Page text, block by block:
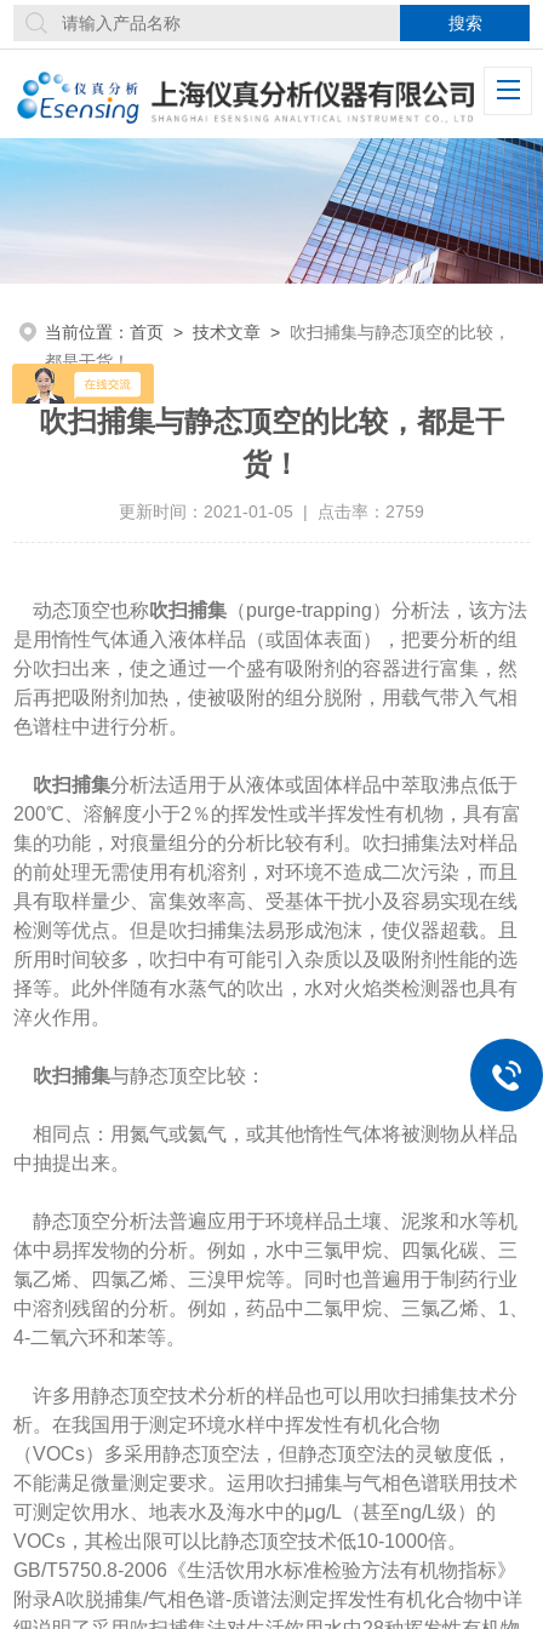
当前位置：首页 >技术文章 > 吹扫捕集与静态顶空的比较，
都是干货！
吹扫捕集与静态顶空的比较，都是干
货！
更新时间：2021-01-05 | 点击率：2759
动态顶空也称吹扫捕集 （purge-trapping）分析法，该方法
是用惰性气体通入液体样品（或固体表面），把要分析的组
分吹扫出来，使之通过一个盛有吸附剂的容器进行富集，然
后再把吸附剂加热，使被吸附的组分脱附，用载气带入气相
色谱柱中进行分析。
吹扫捕集分析法适用于从液体或固体样品中萃取沸点低于
200℃、溶解度小于2％的挥发性或半挥发性有机物，具有富
集的功能，对痕量组分的分析比较有利。吹扫捕集法对样品
的前处理无需使用有机溶剂，对环境不造成二次污染，而且
具有取样量少、富集效率高、受基体干扰小及容易实现在线
检测等优点。但是吹扫捕集法易形成泡沫，使仪器超载。且
所用时间较多，吹扫中有可能引入杂质以及吸附剂性能的选
择等。此外伴随有水蒸气的吹出，水对火焰类检测器也具有
淬火作用。
吹扫捕集与静态顶空比较：
相同点：用氮气或氦气，或其他惰性气体将被测物从样品
中抽提出来。
静态顶空分析法普遍应用于环境样品土壤、泥浆和水等机
体中易挥发物的分析。例如，水中三氯甲烷、四氯化碳、三
氯乙烯、四氯乙烯、三溴甲烷等。同时也普遍用于制药行业
中溶剂残留的分析。例如，药品中二氯甲烷、三氯乙烯、1、
4-二氧六环和苯等。
许多用静态顶空技术分析的样品也可以用吹扫捕集技术分
析。在我国用于测定环境水样中挥发性有机化合物
（VOCs）多采用静态顶空法，但静态顶空法的灵敏度低，
不能满足微量测定要求。运用吹扫捕集与气相色谱联用技术
可测定饮用水、地表水及海水中的μg/L（甚至ng/L级）的
VOCs，其检出限可以比静态顶空技术低10-1000倍。
GB/T5750.8-2006《生活饮用水标准检验方法有机物指标》
附录A吹脱捕集/气相色谱-质谱法测定挥发性有机化合物中详